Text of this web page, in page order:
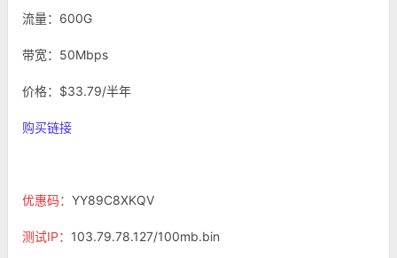
流量：600G
带宽：50Mbps
价格：$33.79/半年
购买链接
优惠码： YY89C8XKQV
测试IP： 103.79.78.127/100mb.bin